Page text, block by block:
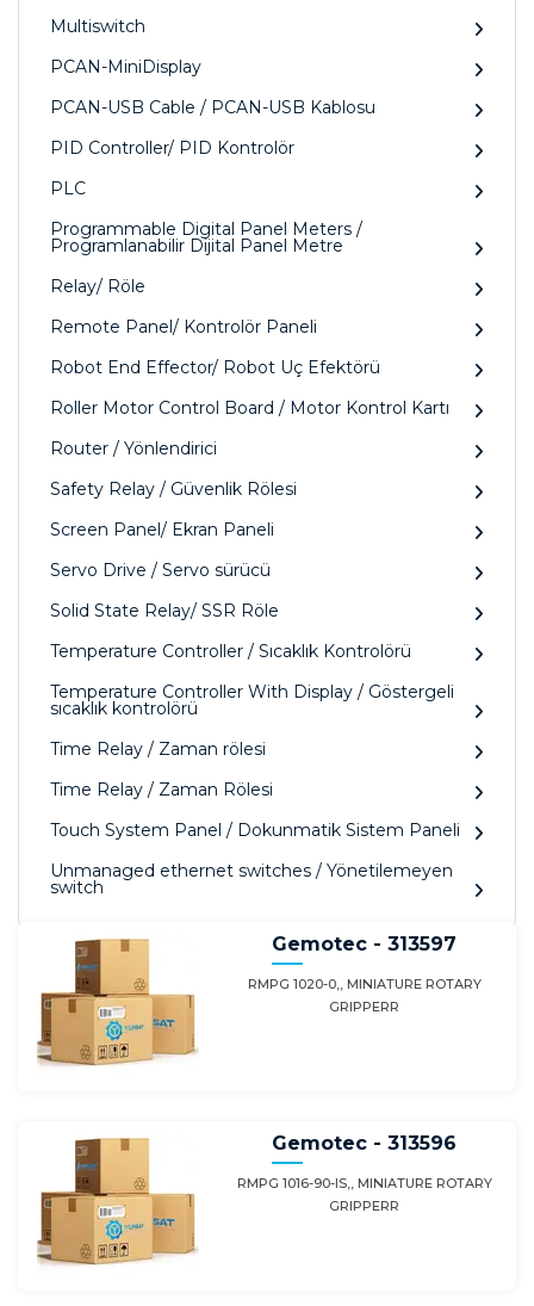
Multiswitch
PCAN-MiniDisplay
PCAN-USB Cable / PCAN-USB Kablosu
PID Controller/ PID Kontrolör
PLC
Programmable Digital Panel Meters /
Programlanabilir Dijital Panel Metre
Relay/ Röle
Remote Panel/ Kontrolör Paneli
Robot End Effector/ Robot Uç Efektörü
Roller Motor Control Board / Motor Kontrol Kartı
Router / Yönlendirici
Safety Relay / Güvenlik Rölesi
Screen Panel/ Ekran Paneli
Servo Drive / Servo sürücü
Solid State Relay/ SSR Röle
Temperature Controller / Sıcaklık Kontrolörü
Temperature Controller With Display / Göstergeli
sıcaklık kontrolörü
Time Relay / Zaman rölesi
Time Relay / Zaman Rölesi
Touch System Panel / Dokunmatik Sistem Paneli
Unmanaged ethernet switches / Yönetilemeyen
switch
Gemotec - 313597
RMPG 1020-0,, MINIATURE ROTARY
GRIPPERR
Gemotec - 313596
RMPG 1016-90-IS,, MINIATURE ROTARY
GRIPPERR